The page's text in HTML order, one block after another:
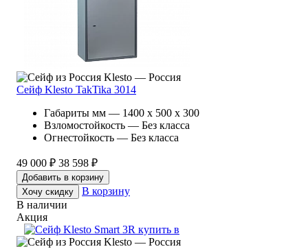
Klesto — Россия
Сейф Klesto TakTika 3014
Габариты мм — 1400 x 500 x 300
Взломостойкость — Без класса
Огнестойкость — Без класса
49 000 ₽ 38 598 ₽
Добавить в корзину
Хочу скидку
В корзину
В наличии
Акция
Klesto — Россия